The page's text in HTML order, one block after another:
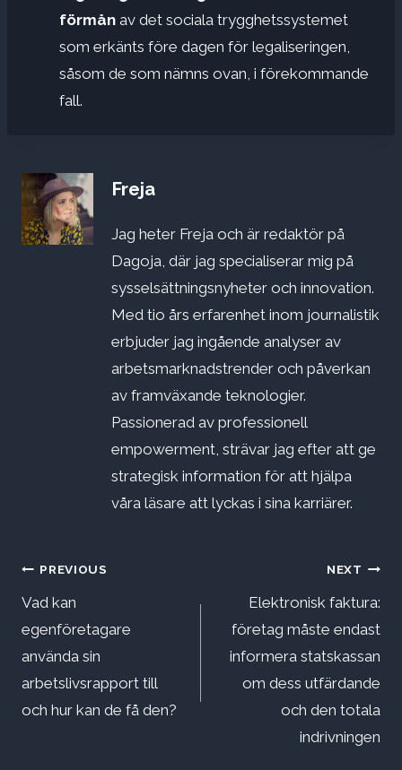
förmån av det sociala trygghetssystemet
som erkänts före dagen för legaliseringen,
såsom de som nämns ovan, i förekommande
fall.
Freja
Jag heter Freja och är redaktör på
Dagoja, där jag specialiserar mig på
sysselsättningsnyheter och innovation.
Med tio års erfarenhet inom journalistik
erbjuder jag ingående analyser av
arbetsmarknadstrender och påverkan
av framväxande teknologier.
Passionerad av professionell
empowerment, strävar jag efter att ge
strategisk information för att hjälpa
våra läsare att lyckas i sina karriärer.
Inläggsnavigering
PREVIOUS
Vad kan
egenföretagare
använda sin
arbetslivsrapport till
och hur kan de få den?
NEXT
Elektronisk faktura:
företag måste endast
informera statskassan
om dess utfärdande
och den totala
indrivningen